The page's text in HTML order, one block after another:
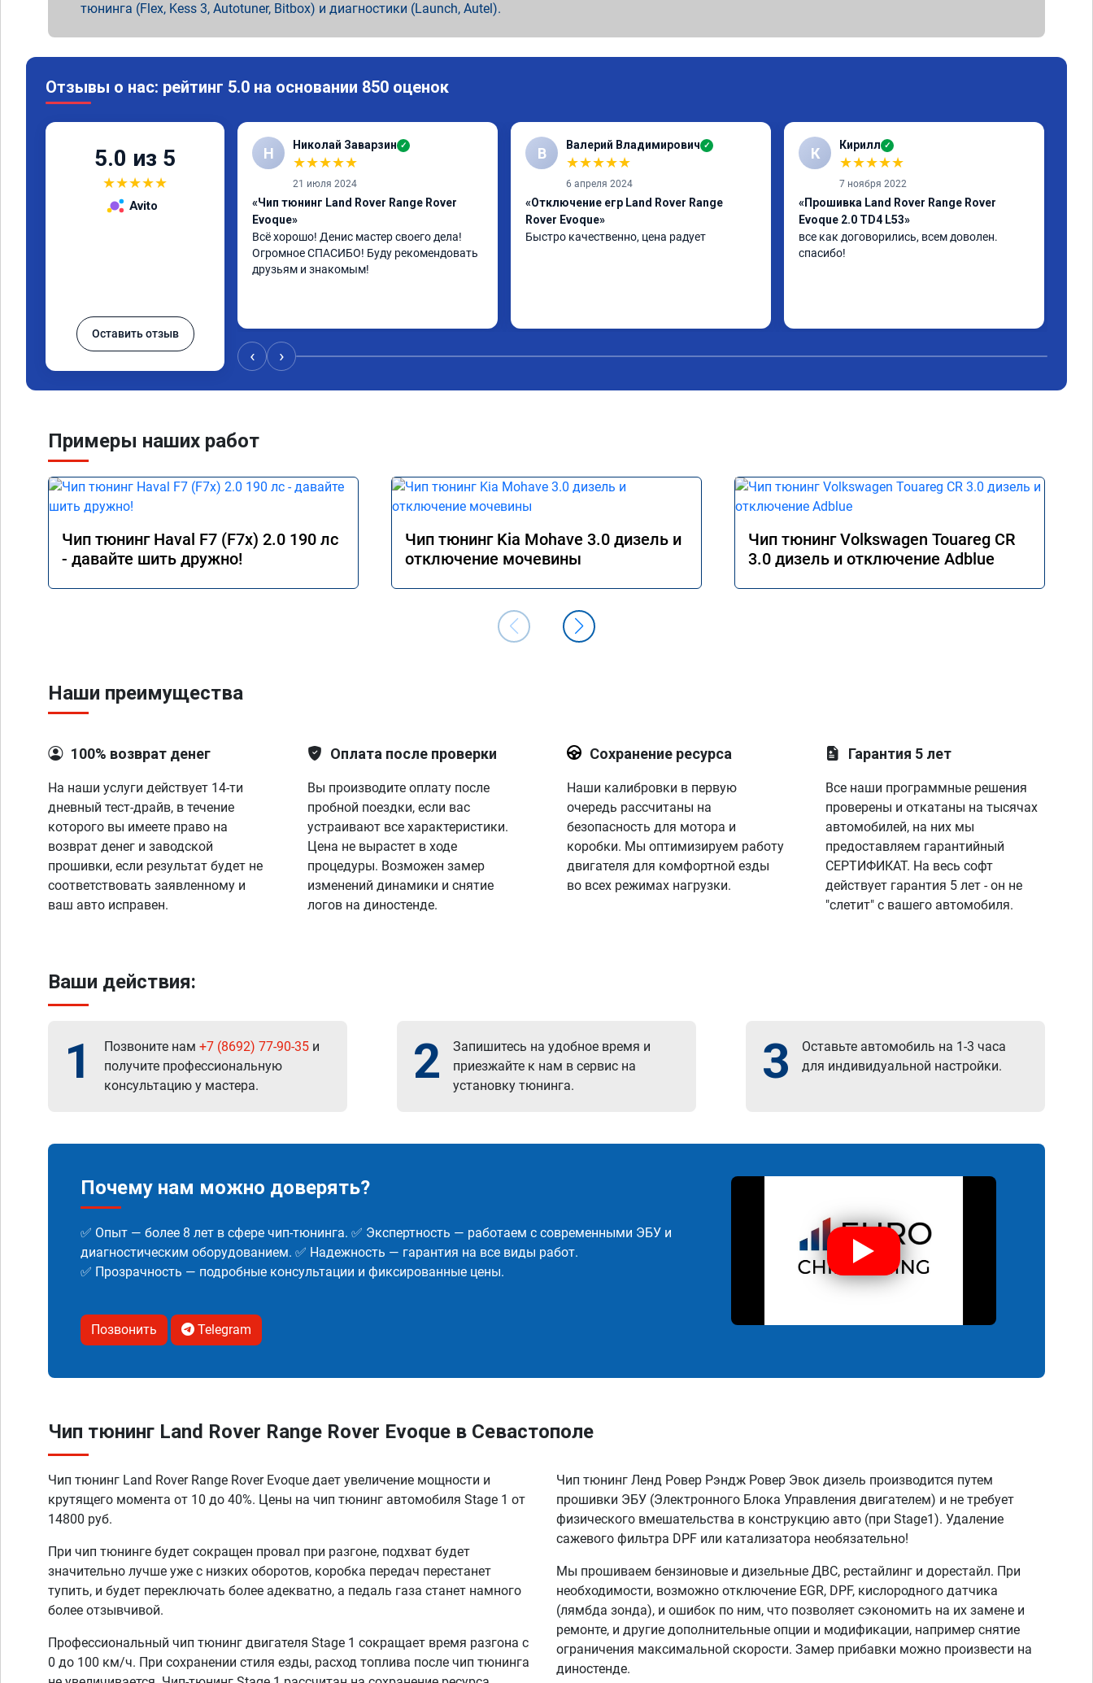
тюнинга (Flex, Kess 3, Autotuner, Bitbox) и диагностики (Launch, Autel).
Отзывы о нас: рейтинг 5.0 на основании 850 оценок
5.0 из 5
★★★★★
Avito
Оставить отзыв
Н Николай Заварзин ✓
★★★★★
21 июля 2024
«Чип тюнинг Land Rover Range Rover
Evoque»
Всё хорошо! Денис мастер своего дела!
Огромное СПАСИБО! Буду рекомендовать
друзьям и знакомым!
В Валерий Владимирович ✓
★★★★★
6 апреля 2024
«Отключение егр Land Rover Range
Rover Evoque»
Быстро качественно, цена радует
К Кирилл ✓
★★★★★
7 ноября 2022
«Прошивка Land Rover Range Rover
Evoque 2.0 TD4 L53»
все как договорились, всем доволен.
спасибо!
‹ ›
Примеры наших работ
Чип тюнинг Haval F7 (F7x) 2.0 190 лс
- давайте шить дружно!
Чип тюнинг Kia Mohave 3.0 дизель и
отключение мочевины
Чип тюнинг Volkswagen Touareg CR
3.0 дизель и отключение Adblue
Наши преимущества
100% возврат денег
На наши услуги действует 14-ти
дневный тест-драйв, в течение
которого вы имеете право на
возврат денег и заводской
прошивки, если результат будет не
соответствовать заявленному и
ваш авто исправен.
Оплата после проверки
Вы производите оплату после
пробной поездки, если вас
устраивают все характеристики.
Цена не вырастет в ходе
процедуры. Возможен замер
изменений динамики и снятие
логов на диностенде.
Сохранение ресурса
Наши калибровки в первую
очередь рассчитаны на
безопасность для мотора и
коробки. Мы оптимизируем работу
двигателя для комфортной езды
во всех режимах нагрузки.
Гарантия 5 лет
Все наши программные решения
проверены и откатаны на тысячах
автомобилей, на них мы
предоставляем гарантийный
СЕРТИФИКАТ. На весь софт
действует гарантия 5 лет - он не
"слетит" с вашего автомобиля.
Ваши действия:
1 Позвоните нам +7 (8692) 77-90-35 и
получите профессиональную
консультацию у мастера.
2
Запишитесь на удобное время и
приезжайте к нам в сервис на
установку тюнинга.
3
Оставьте автомобиль на 1-3 часа
для индивидуальной настройки.
Почему нам можно доверять?
✅ Опыт — более 8 лет в сфере чип-тюнинга. ✅ Экспертность — работаем с современными ЭБУ и
диагностическим оборудованием. ✅ Надежность — гарантия на все виды работ.
✅ Прозрачность — подробные консультации и фиксированные цены.
Позвонить Telegram
Чип тюнинг Land Rover Range Rover Evoque в Севастополе
Чип тюнинг Land Rover Range Rover Evoque дает увеличение мощности и
крутящего момента от 10 до 40%. Цены на чип тюнинг автомобиля Stage 1 от
14800 руб.
При чип тюнинге будет сокращен провал при разгоне, подхват будет
значительно лучше уже с низких оборотов, коробка передач перестанет
тупить, и будет переключать более адекватно, а педаль газа станет намного
более отзывчивой.
Профессиональный чип тюнинг двигателя Stage 1 сокращает время разгона с
0 до 100 км/ч. При сохранении стиля езды, расход топлива после чип тюнинга
Чип тюнинг Ленд Ровер Рэндж Ровер Эвок дизель производится путем
прошивки ЭБУ (Электронного Блока Управления двигателем) и не требует
физического вмешательства в конструкцию авто (при Stage1). Удаление
сажевого фильтра DPF или катализатора необязательно!
Мы прошиваем бензиновые и дизельные ДВС, рестайлинг и дорестайл. При
необходимости, возможно отключение EGR, DPF, кислородного датчика
(лямбда зонда), и ошибок по ним, что позволяет сэкономить на их замене и
ремонте, и другие дополнительные опции и модификации, например снятие
ограничения максимальной скорости. Замер прибавки можно произвести на
диностенде.